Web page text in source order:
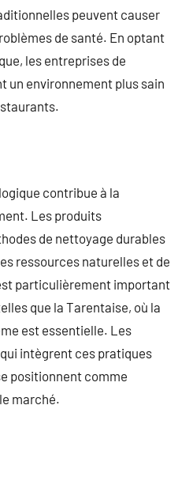
peuvent causer
de santé. En optant
les entreprises de
un environnement plus sain
contribue à la
Les produits
de nettoyage durables
ressources naturelles et de
particulièrement important
que la Tarentaise, où la
est essentielle. Les
intègrent ces pratiques
positionnent comme
marché.